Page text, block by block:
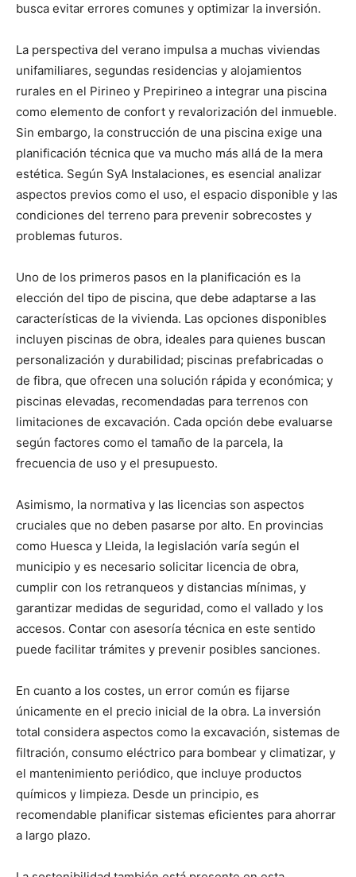
busca evitar errores comunes y optimizar la inversión.
La perspectiva del verano impulsa a muchas viviendas
unifamiliares, segundas residencias y alojamientos
rurales en el Pirineo y Prepirineo a integrar una piscina
como elemento de confort y revalorización del inmueble.
Sin embargo, la construcción de una piscina exige una
planificación técnica que va mucho más allá de la mera
estética. Según SyA Instalaciones, es esencial analizar
aspectos previos como el uso, el espacio disponible y las
condiciones del terreno para prevenir sobrecostes y
problemas futuros.
Uno de los primeros pasos en la planificación es la
elección del tipo de piscina, que debe adaptarse a las
características de la vivienda. Las opciones disponibles
incluyen piscinas de obra, ideales para quienes buscan
personalización y durabilidad; piscinas prefabricadas o
de fibra, que ofrecen una solución rápida y económica; y
piscinas elevadas, recomendadas para terrenos con
limitaciones de excavación. Cada opción debe evaluarse
según factores como el tamaño de la parcela, la
frecuencia de uso y el presupuesto.
Asimismo, la normativa y las licencias son aspectos
cruciales que no deben pasarse por alto. En provincias
como Huesca y Lleida, la legislación varía según el
municipio y es necesario solicitar licencia de obra,
cumplir con los retranqueos y distancias mínimas, y
garantizar medidas de seguridad, como el vallado y los
accesos. Contar con asesoría técnica en este sentido
puede facilitar trámites y prevenir posibles sanciones.
En cuanto a los costes, un error común es fijarse
únicamente en el precio inicial de la obra. La inversión
total considera aspectos como la excavación, sistemas de
filtración, consumo eléctrico para bombear y climatizar, y
el mantenimiento periódico, que incluye productos
químicos y limpieza. Desde un principio, es
recomendable planificar sistemas eficientes para ahorrar
a largo plazo.